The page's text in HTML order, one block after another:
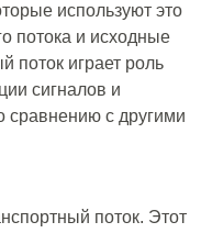
используют это
потока и исходные
поток играет роль
сигналов и
сравнению с другими
поток. Этот